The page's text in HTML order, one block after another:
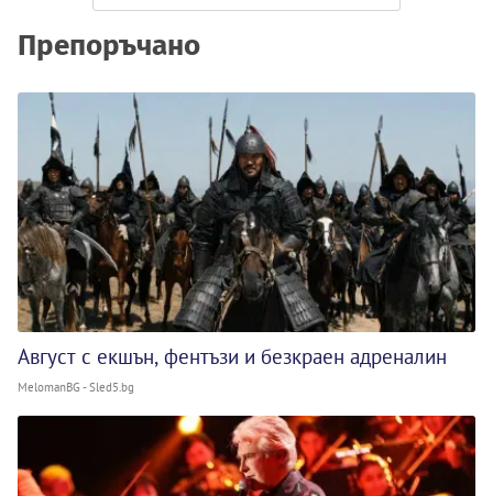
Препоръчано
Август с екшън, фентъзи и безкраен адреналин
MelomanBG - Sled5.bg